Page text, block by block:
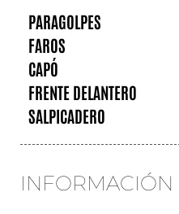
PARAGOLPES
FAROS
CAPÓ
FRENTE DELANTERO
SALPICADERO
INFORMACIÓN